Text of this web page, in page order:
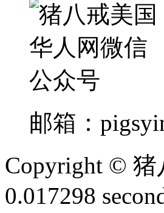
邮箱：
Copyright ©
0.017298